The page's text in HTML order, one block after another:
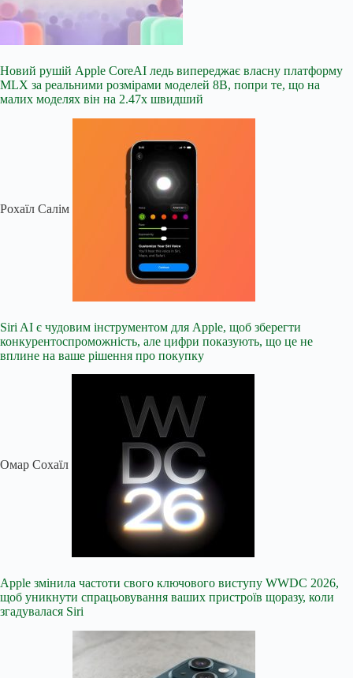
Новий рушій Apple CoreAI ледь випереджає власну платформу
MLX за реальними розмірами моделей 8B, попри те, що на
малих моделях він на 2.47x швидший
Рохаїл Салім
Siri AI є чудовим інструментом для Apple, щоб зберегти
конкурентоспроможність, але цифри показують, що це не
вплине на ваше рішення про покупку
Омар Сохаїл
Apple змінила частоти свого ключового виступу WWDC 2026,
щоб уникнути спрацьовування ваших пристроїв щоразу, коли
згадувалася Siri